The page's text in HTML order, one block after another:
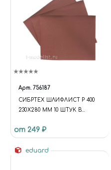
Арт. 756187
СИБРТЕХ ШЛИФЛИСТ Р 400
230Х280 ММ 10 ШТУК В
от 249 ₽
eduard